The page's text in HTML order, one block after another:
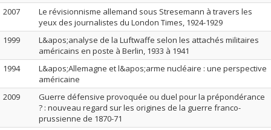
2007
Le révisionnisme allemand sous Stresemann à travers les
yeux des journalistes du London Times, 1924-1929
1999
L&apos;analyse de la Luftwaffe selon les attachés militaires
américains en poste à Berlin, 1933 à 1941
1994
L&apos;Allemagne et l&apos;arme nucléaire : une perspective
américaine
2009
Guerre défensive provoquée ou duel pour la prépondérance
? : nouveau regard sur les origines de la guerre franco-
prussienne de 1870-71